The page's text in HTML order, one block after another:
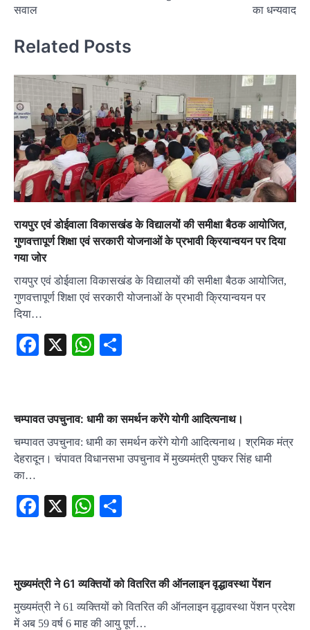
सवाल
का धन्यवाद
Related Posts
रायपुर एवं डोईवाला विकासखंड के विद्यालयों की समीक्षा बैठक आयोजित,
गुणवत्तापूर्ण शिक्षा एवं सरकारी योजनाओं के प्रभावी क्रियान्वयन पर दिया
गया जोर
रायपुर एवं डोईवाला विकासखंड के विद्यालयों की समीक्षा बैठक आयोजित,
गुणवत्तापूर्ण शिक्षा एवं सरकारी योजनाओं के प्रभावी क्रियान्वयन पर
दिया…
Facebook
X WhatsApp
चम्पावत उपचुनाव: धामी का समर्थन करेंगे योगी आदित्यनाथ।
चम्पावत उपचुनाव: धामी का समर्थन करेंगे योगी आदित्यनाथ। श्रमिक मंत्र
देहरादून। चंपावत विधानसभा उपचुनाव में मुख्यमंत्री पुष्कर सिंह धामी
का…
Facebook
X WhatsApp
मुख्यमंत्री ने 61 व्यक्तियों को वितरित की ऑनलाइन वृद्धावस्था पेंशन
मुख्यमंत्री ने 61 व्यक्तियों को वितरित की ऑनलाइन वृद्धावस्था पेंशन प्रदेश
में अब 59 वर्ष 6 माह की आयु पूर्ण…